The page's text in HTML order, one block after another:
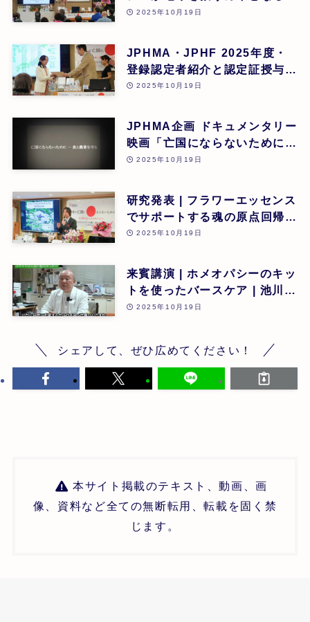
道繁良 | 第26回
2025年10月19日
JPHMA・JPHF 2025年度・
登録認定者紹介と認定証授与式
| 第26回
2025年10月19日
JPHMA企画 ドキュメンタリー
映画「亡国にならないために食
と農業を守る」 | 第26回
2025年10月19日
研究発表 | フラワーエッセンス
でサポートする魂の原点回帰 |
東昭史 | 第26回
2025年10月19日
来賓講演 | ホメオパシーのキッ
トを使ったバースケア | 池川
明 | 第26回
2025年10月19日
シェアして、ぜひ広めてください！
本サイト掲載のテキスト、動画、画
像、資料など全ての無断転用、転載を固く禁
じます。